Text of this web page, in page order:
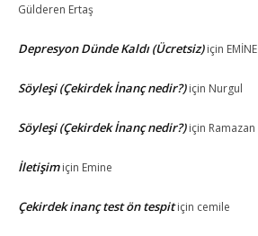
Gülderen Ertaş
Depresyon Dünde Kaldı (Ücretsiz)için EMİNE
Söyleşi (Çekirdek İnanç nedir?)için Nurgul
Söyleşi (Çekirdek İnanç nedir?)için Ramazan
İletişimiçin Emine
Çekirdek inanç test ön tespitiçin cemile